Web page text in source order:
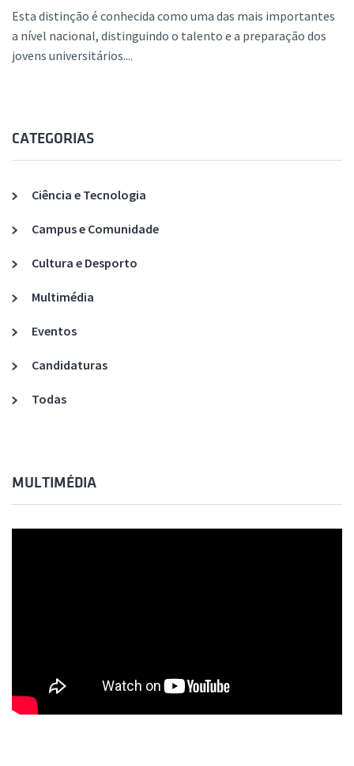
Esta distinção é conhecida como uma das mais importantes
a nível nacional, distinguindo o talento e a preparação dos
jovens universitários....
CATEGORIAS
Ciência e Tecnologia
Campus e Comunidade
Cultura e Desporto
Multimédia
Eventos
Candidaturas
Todas
MULTIMÉDIA